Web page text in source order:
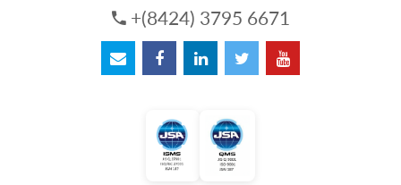
+(8424) 3795 6671